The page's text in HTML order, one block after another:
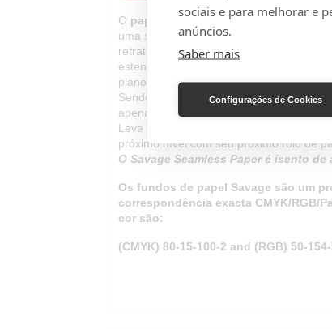
sociais e para melhorar e
anúncios.
Saber mais
Configurações de Cookies
O papel sem costura Savagefornece
uma sensação requintada e fina, ideal
retratos, fotografia comercial, fotografia
estender a dimensão que precisa e
plano de fundo fresco e elegante a cada
Sendo um
material económico e versátil
apenas ao uso fotográfico.
Leve seus projetos de artesanato, arte
próximo nível com seu próximo rolo de
O Savage Seamless Paper é isento
Os fundos de papel Savage são um
correspondência exacta CMYK/RGB/
cor são:
(CMYK) 80-15-100-2 and (RGB) 50-